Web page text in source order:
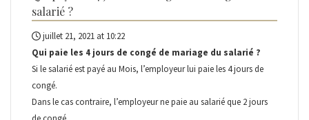
salarié ?
juillet 21, 2021 at 10:22
Qui paie les 4 jours de congé de mariage du salarié ?
Si le salarié est payé au Mois, l’employeur lui paie les 4 jours de
congé.
Dans le cas contraire, l’employeur ne paie au salarié que 2 jours